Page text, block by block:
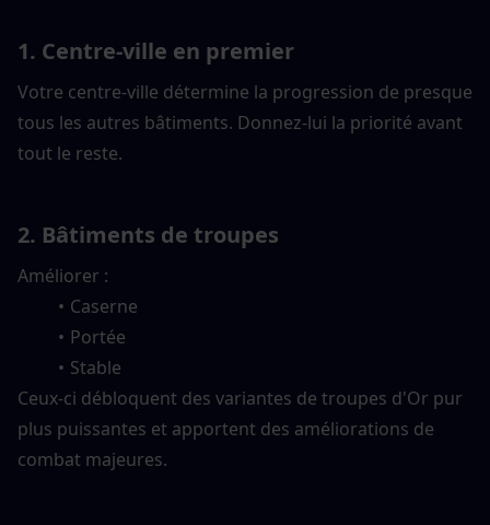
1. Centre-ville en premier
Votre centre-ville détermine la progression de presque
tous les autres bâtiments. Donnez-lui la priorité avant
tout le reste.
2. Bâtiments de troupes
Améliorer :
Caserne
Portée
Stable
Ceux-ci débloquent des variantes de troupes d'Or pur
plus puissantes et apportent des améliorations de
combat majeures.